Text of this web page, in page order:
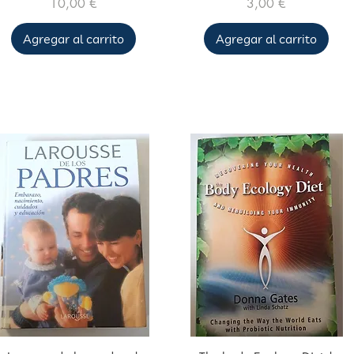
10,00 €
Agregar al carrito
3,00 €
Agregar al carrito